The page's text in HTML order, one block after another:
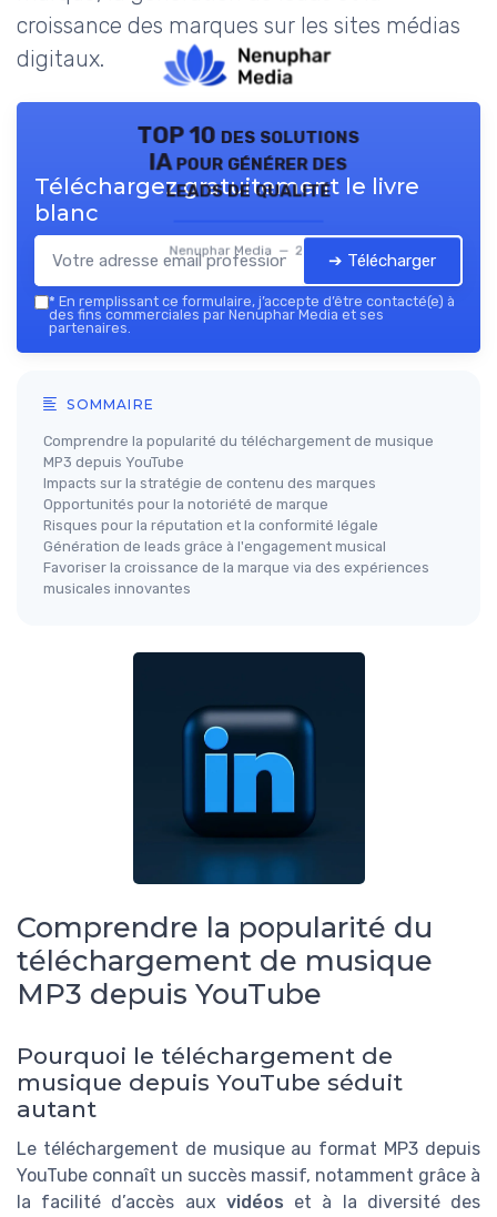
croissance des marques sur les sites médias
digitaux.
TOP 10 des solutions
IA pour générer des
leads de qualité
Nenuphar Media — 2026
Téléchargez gratuitement le livre
blanc
➔ Télécharger
* En remplissant ce formulaire, j’accepte d’être contacté(e) à
des fins commerciales par Nenuphar Media et ses
partenaires.
SOMMAIRE
Comprendre la popularité du téléchargement de musique
MP3 depuis YouTube
Impacts sur la stratégie de contenu des marques
Opportunités pour la notoriété de marque
Risques pour la réputation et la conformité légale
Génération de leads grâce à l'engagement musical
Favoriser la croissance de la marque via des expériences
musicales innovantes
Comprendre la popularité du
téléchargement de musique
MP3 depuis YouTube
Pourquoi le téléchargement de
musique depuis YouTube séduit
autant
Le téléchargement de musique au format MP3 depuis
YouTube connaît un succès massif, notamment grâce à
la facilité d’accès aux vidéos et à la diversité des